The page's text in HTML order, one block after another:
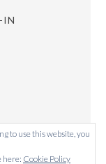
IN
to use this website, you
here: Cookie Policy